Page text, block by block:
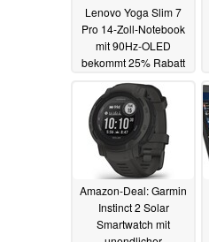
Lenovo Yoga Slim 7
Pro 14-Zoll-Notebook
mit 90Hz-OLED
bekommt 25% Rabatt
Amazon-Deal: Garmin
Instinct 2 Solar
Smartwatch mit